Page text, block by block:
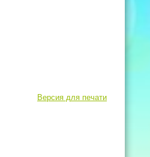
Версия для печати